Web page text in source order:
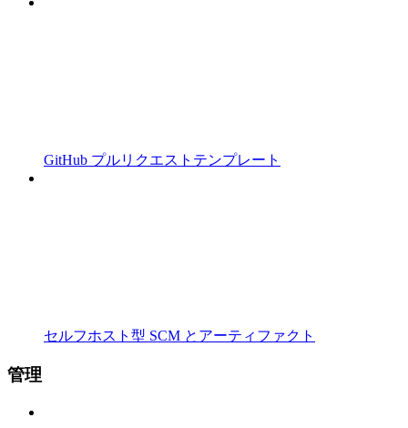
GitHub プルリクエストテンプレート
セルフホスト型 SCM とアーティファクト
管理